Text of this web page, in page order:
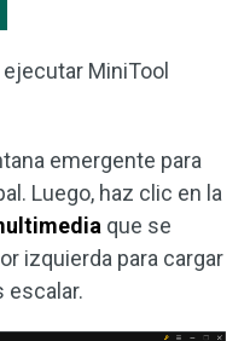
MiniTool
emergente para
Luego, haz clic en la
que se
izquierda para cargar
escalar.